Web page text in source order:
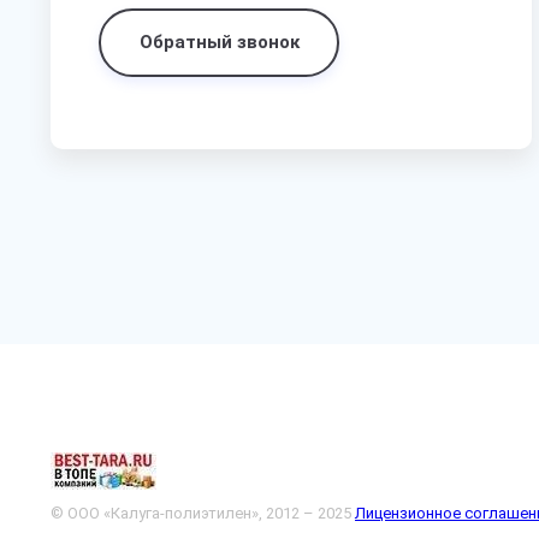
Обратный звонок
© ООО «Калуга-полиэтилен», 2012 – 2025 Лицензионное